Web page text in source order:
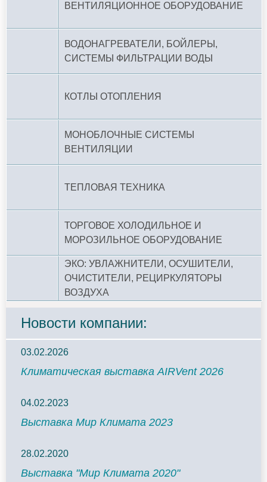
ВЕНТИЛЯЦИОННОЕ ОБОРУДОВАНИЕ
ВОДОНАГРЕВАТЕЛИ, БОЙЛЕРЫ,
СИСТЕМЫ ФИЛЬТРАЦИИ ВОДЫ
КОТЛЫ ОТОПЛЕНИЯ
МОНОБЛОЧНЫЕ СИСТЕМЫ
ВЕНТИЛЯЦИИ
ТЕПЛОВАЯ ТЕХНИКА
ТОРГОВОЕ ХОЛОДИЛЬНОЕ И
МОРОЗИЛЬНОЕ ОБОРУДОВАНИЕ
ЭКО: УВЛАЖНИТЕЛИ, ОСУШИТЕЛИ,
ОЧИСТИТЕЛИ, РЕЦИРКУЛЯТОРЫ
ВОЗДУХА
Новости компании:
03.02.2026
Климатическая выставка AIRVent 2026
04.02.2023
Выставка Мир Климата 2023
28.02.2020
Выставка "Мир Климата 2020"